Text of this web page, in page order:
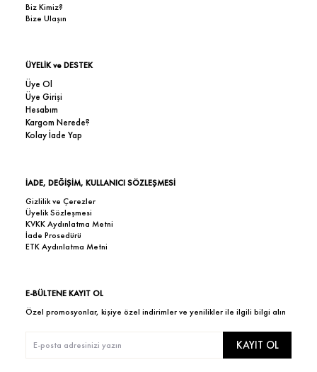
Biz Kimiz?
Bize Ulaşın
ÜYELİK ve DESTEK
Üye Ol
Üye Girişi
Hesabım
Kargom Nerede?
Kolay İade Yap
İADE, DEĞİŞİM, KULLANICI SÖZLEŞMESİ
Gizlilik ve Çerezler
Üyelik Sözleşmesi
KVKK Aydınlatma Metni
İade Prosedürü
ETK Aydınlatma Metni
E-BÜLTENE KAYIT OL
Özel promosyonlar, kişiye özel indirimler ve yenilikler ile ilgili bilgi alın
KAYIT OL